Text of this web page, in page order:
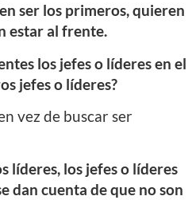
ser los primeros, quieren
estar al frente.
los jefes o líderes en el
jefes o líderes?
vez de buscar ser
líderes, los jefes o líderes
dan cuenta de que no son